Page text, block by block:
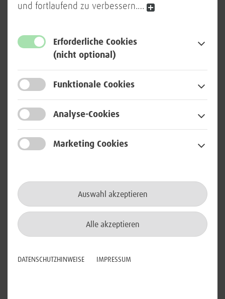
und fortlaufend zu verbessern.…
Erforderliche Cookies
(nicht optional)
Funktionale Cookies
Analyse-Cookies
Marketing Cookies
Auswahl akzeptieren
Alle akzeptieren
DATENSCHUTZHINWEISE IMPRESSUM
Meckenheim
Mehr laden
Diversität, Inklusion, Vereinbarkeit
von Job und Familie
Bewerbungen von Menschen mit Schwerbehinderung.
Die BWI unterstützt die Ziele der UN-
Behindertenrechtskonvention und setzt sich besonders für
Menschen mit Beeinträchtigungen ein.
Übrigens: Bei der BWI ist grundsätzlich Teilzeit möglich.